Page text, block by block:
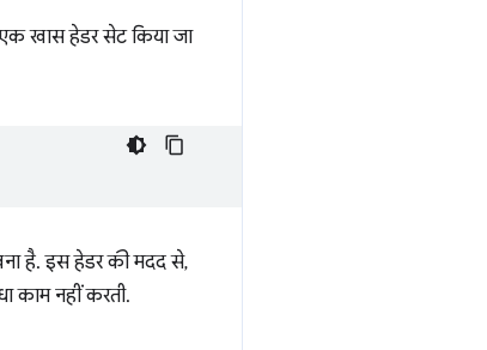
खास हेडर सेट किया जा
है. इस हेडर की मदद से,
काम नहीं करती.